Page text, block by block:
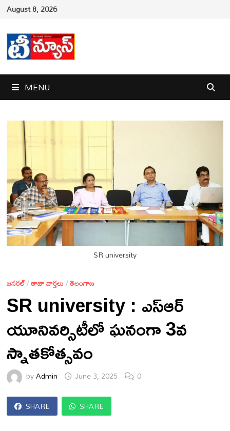
Skip
content
August 8, 2026
MENU
SR university
జనరల్/తాజా వార్తలు/తెలంగాణ
SR university : ఎస్‌ఆర్
యూనివర్సిటీలో ఘనంగా 3వ
స్నాతకోత్సవం
byAdmin June 3, 2025 0
SHARE SHARE